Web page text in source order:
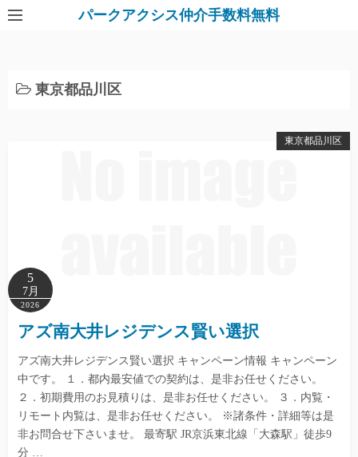
パークアクシス仲介手数料無料
東京都品川区
東京都品川区
5
7月
2026
アズ南大井レジデンス賢い選択
アズ南大井レジデンス賢い選択 キャンペーン情報 キャンペーン
中です。 １．都内最安値での契約は、是非お任せください。
２．初期費用のお見積りは、是非お任せください。 ３．内覧・
リモート内覧は、是非お任せください。 ※諸条件・詳細等は是
非お問合せ下さいませ。 最寄駅 JR京浜東北線「大森駅」徒歩9
分 …